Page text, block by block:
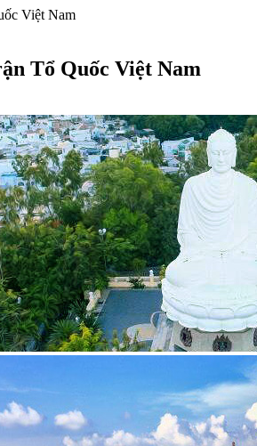
Việt Nam
Tổ Quốc Việt Nam